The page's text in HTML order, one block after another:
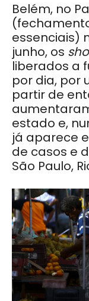
Belém, no
essenciais)
junho, os
liberados a
por dia, por
partir de
estado e,
já aparece
de casos e
São Paulo,